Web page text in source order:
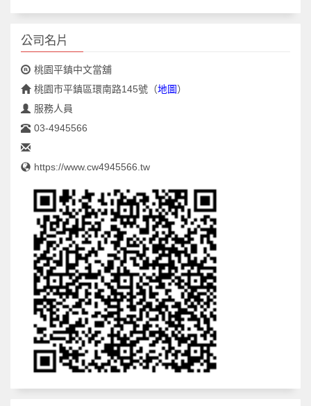
公司名片
桃園平鎮中文當舖
桃園市平鎮區環南路145號 （地圖）
服務人員
03-4945566
https://www.cw4945566.tw